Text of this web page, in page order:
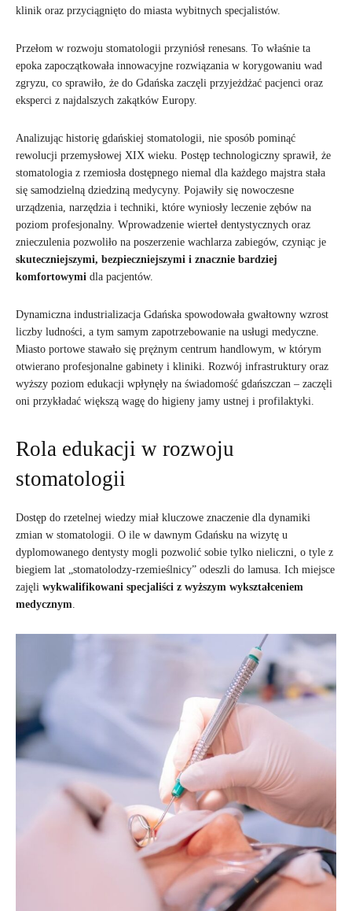
klinik oraz przyciągnięto do miasta wybitnych specjalistów.
Przełom w rozwoju stomatologii przyniósł renesans. To właśnie ta
epoka zapoczątkowała innowacyjne rozwiązania w korygowaniu wad
zgryzu, co sprawiło, że do Gdańska zaczęli przyjeżdżać pacjenci oraz
eksperci z najdalszych zakątków Europy.
Analizując historię gdańskiej stomatologii, nie sposób pominąć
rewolucji przemysłowej XIX wieku. Postęp technologiczny sprawił, że
stomatologia z rzemiosła dostępnego niemal dla każdego majstra stała
się samodzielną dziedziną medycyny. Pojawiły się nowoczesne
urządzenia, narzędzia i techniki, które wyniosły leczenie zębów na
poziom profesjonalny. Wprowadzenie wierteł dentystycznych oraz
znieczulenia pozwoliło na poszerzenie wachlarza zabiegów, czyniąc je
skuteczniejszymi, bezpieczniejszymi i znacznie bardziej
komfortowymi dla pacjentów.
Dynamiczna industrializacja Gdańska spowodowała gwałtowny wzrost
liczby ludności, a tym samym zapotrzebowanie na usługi medyczne.
Miasto portowe stawało się prężnym centrum handlowym, w którym
otwierano profesjonalne gabinety i kliniki. Rozwój infrastruktury oraz
wyższy poziom edukacji wpłynęły na świadomość gdańszczan – zaczęli
oni przykładać większą wagę do higieny jamy ustnej i profilaktyki.
Rola edukacji w rozwoju
stomatologii
Dostęp do rzetelnej wiedzy miał kluczowe znaczenie dla dynamiki
zmian w stomatologii. O ile w dawnym Gdańsku na wizytę u
dyplomowanego dentysty mogli pozwolić sobie tylko nieliczni, o tyle z
biegiem lat „stomatolodzy-rzemieślnicy” odeszli do lamusa. Ich miejsce
zajęli wykwalifikowani specjaliści z wyższym wykształceniem
medycznym